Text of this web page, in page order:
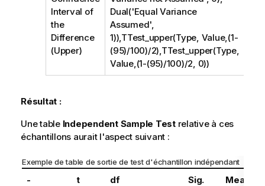
Interval of
the
Difference
(Upper)
Dual('Equal Variance
Assumed',
1)),TTest_upper(Type, Value,(1-
(95)/100)/2),TTest_upper(Type,
Value,(1-(95)/100)/2, 0))
Résultat :
Une table Independent Sample Testrelative à ces
échantillons aurait l'aspect suivant :
Exemple de table de sortie de test d'échantillon indépendant
- t df
Sig.
Mean